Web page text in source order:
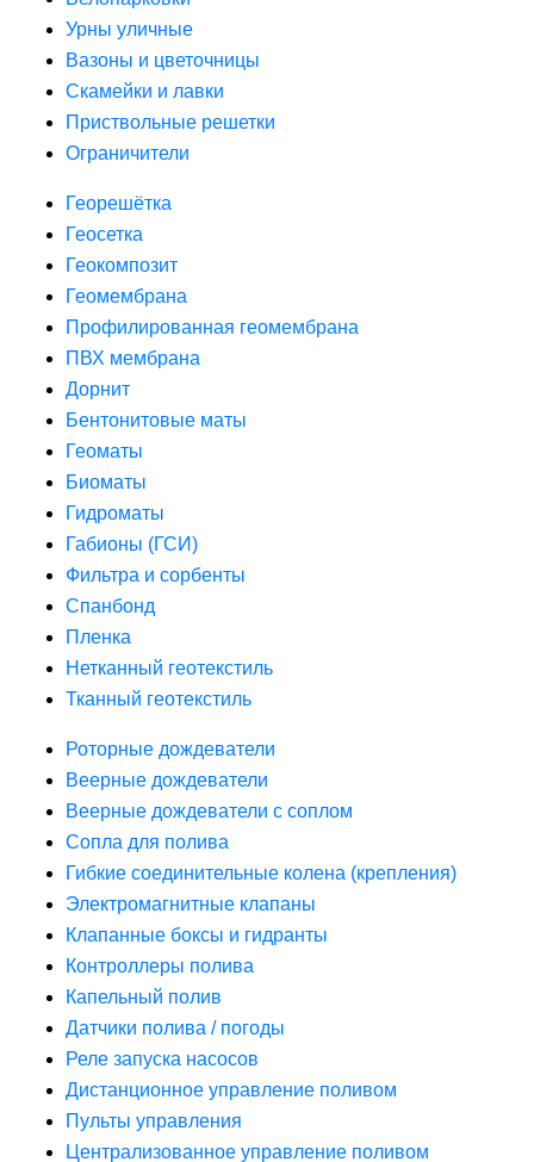
Урны уличные
Вазоны и цветочницы
Скамейки и лавки
Приствольные решетки
Ограничители
Георешётка
Геосетка
Геокомпозит
Геомембрана
Профилированная геомембрана
ПВХ мембрана
Дорнит
Бентонитовые маты
Геоматы
Биоматы
Гидроматы
Габионы (ГСИ)
Фильтра и сорбенты
Спанбонд
Пленка
Нетканный геотекстиль
Тканный геотекстиль
Роторные дождеватели
Веерные дождеватели
Веерные дождеватели с соплом
Сопла для полива
Гибкие соединительные колена (крепления)
Электромагнитные клапаны
Клапанные боксы и гидранты
Контроллеры полива
Капельный полив
Датчики полива / погоды
Реле запуска насосов
Дистанционное управление поливом
Пульты управления
Централизованное управление поливом